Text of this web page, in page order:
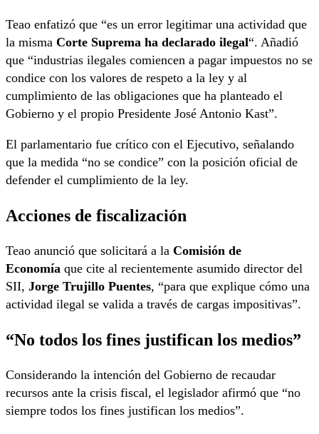
Teao enfatizó que “es un error legitimar una actividad que
la misma Corte Suprema ha declarado ilegal“. Añadió
que “industrias ilegales comiencen a pagar impuestos no se
condice con los valores de respeto a la ley y al
cumplimiento de las obligaciones que ha planteado el
Gobierno y el propio Presidente José Antonio Kast”.
El parlamentario fue crítico con el Ejecutivo, señalando
que la medida “no se condice” con la posición oficial de
defender el cumplimiento de la ley.
Acciones de fiscalización
Teao anunció que solicitará a la Comisión de
Economía que cite al recientemente asumido director del
SII, Jorge Trujillo Puentes, “para que explique cómo una
actividad ilegal se valida a través de cargas impositivas”.
“No todos los fines justifican los medios”
Considerando la intención del Gobierno de recaudar
recursos ante la crisis fiscal, el legislador afirmó que “no
siempre todos los fines justifican los medios”.